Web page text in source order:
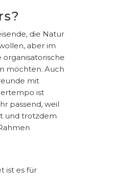
die Natur
aber im
möchten. Auch
mit
ist
passend, weil
und trotzdem
ist es für